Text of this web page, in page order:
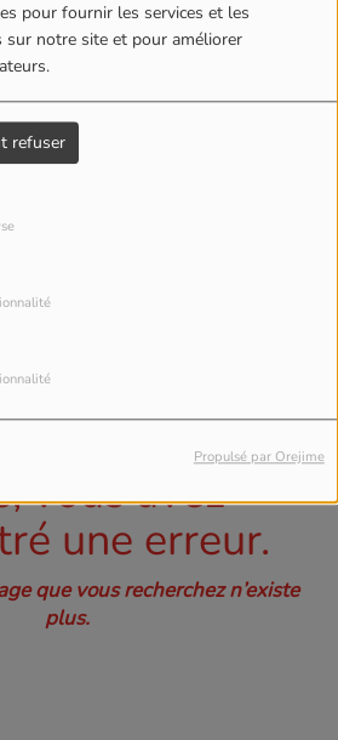
pour fournir les services et les
notre site et pour améliorer
refuser
Propulsé par Orejime
vous avez
une erreur.
que vous recherchez n’existe
plus.